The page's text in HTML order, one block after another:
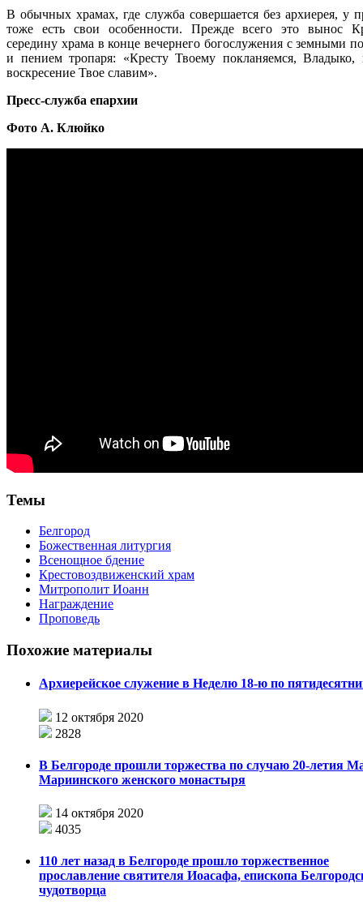
В обычных храмах, где служба совершается без архиерея, у
тоже есть свои особенности. Прежде всего это вынос
середину храма в конце вечернего богослужения с земными
и пением тропаря: «Кресту Твоему покланяемся, Владыко,
воскресение Твое славим».
Пресс-служба епархии
Фото А. Клюйко
Темы
Белгород
Божественная литургия
Всенощное бдение
Крестовоздвиженский храм
Митрополит Иоанн
Награждение
Проповедь
Похожие материалы
Архиерейское служение в Неделю 18-ю по
12 октября 2020
2828
В Белгороде прошли торжества по случаю 20-летия
Мариинского женского монастыря
14 октября 2020
4035
110 лет назад в Белгороде прошло торжественное
прославление святителя Иоасафа, епископа
чудотворца